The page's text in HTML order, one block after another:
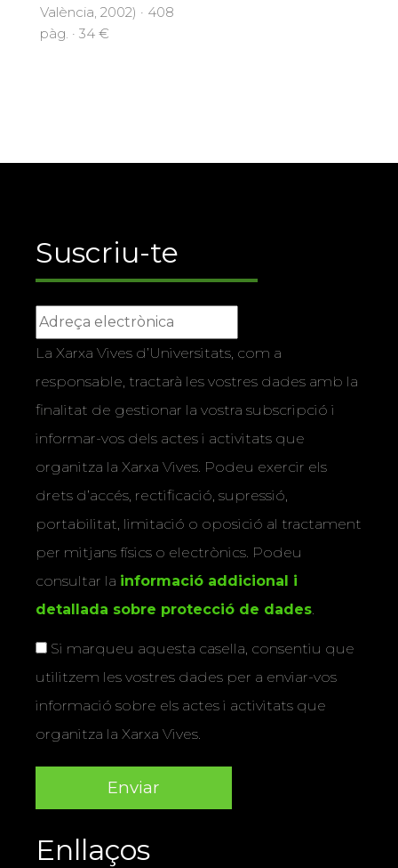
València, 2002) · 408
pàg. · 34 €
Suscriu-te
La Xarxa Vives d’Universitats, com a
responsable, tractarà les vostres dades amb la
finalitat de gestionar la vostra subscripció i
informar-vos dels actes i activitats que
organitza la Xarxa Vives. Podeu exercir els
drets d’accés, rectificació, supressió,
portabilitat, limitació o oposició al tractament
per mitjans físics o electrònics. Podeu
consultar la informació addicional i
detallada sobre protecció de dades.
Si marqueu aquesta casella, consentiu que
utilitzem les vostres dades per a enviar-vos
informació sobre els actes i activitats que
organitza la Xarxa Vives.
Enllaços